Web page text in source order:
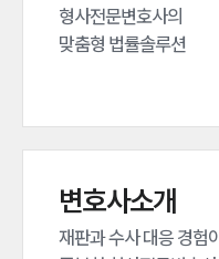
형사전문변호사의
맞춤형 법률솔루션
변호사소개
재판과 수사 대응 경험이